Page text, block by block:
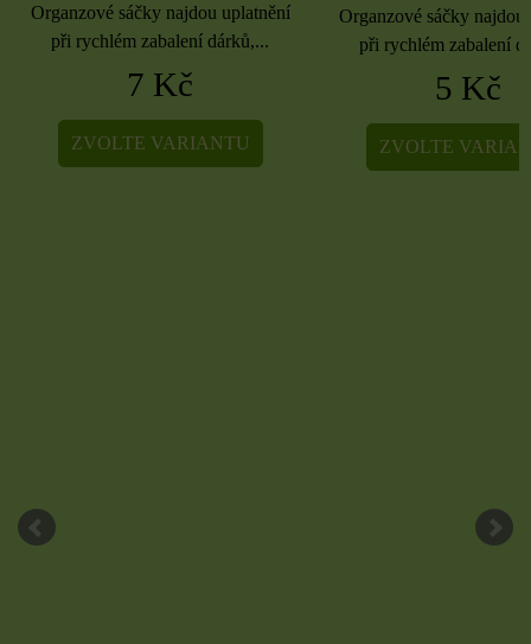
Organzové sáčky najdou uplatnění
při rychlém zabalení dárků,...
7 Kč
ZVOLTE VARIANTU
Organzové sáčky najdou
při rychlém zabalení
5 Kč
ZVOLTE